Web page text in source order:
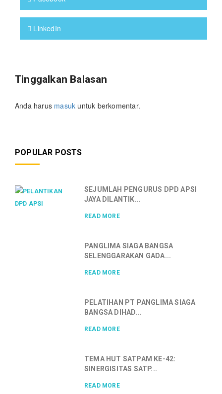
LinkedIn
Tinggalkan Balasan
Anda harus masuk untuk berkomentar.
POPULAR POSTS
SEJUMLAH PENGURUS DPD APSI
JAYA DILANTIK...
READ MORE
PANGLIMA SIAGA BANGSA
SELENGGARAKAN GADA...
READ MORE
PELATIHAN PT PANGLIMA SIAGA
BANGSA DIHAD...
READ MORE
TEMA HUT SATPAM KE-42:
SINERGISITAS SATP...
READ MORE